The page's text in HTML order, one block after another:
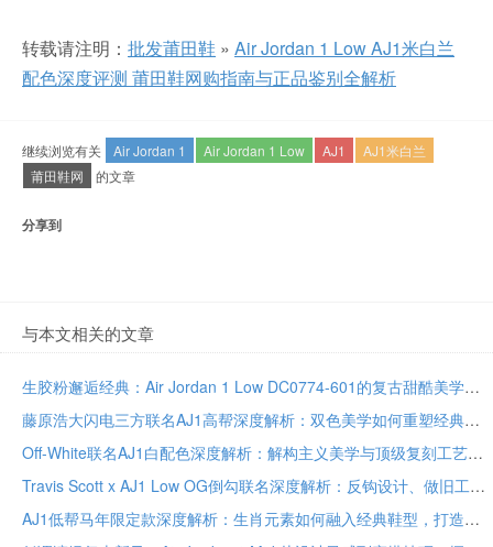
转载请注明： 批发莆田鞋 » Air Jordan 1 Low AJ1米白兰
配色深度评测 莆田鞋网购指南与正品鉴别全解析
继续浏览有关 Air Jordan 1 Air Jordan 1 Low AJ1
AJ1米白兰
莆田鞋网
的文章
分享到
与本文相关的文章
生胶粉邂逅经典：Air Jordan 1 Low DC0774-601的复古甜酷美学与穿搭公式
藤原浩大闪电三方联名AJ1高帮深度解析：双色美学如何重塑经典，顶级联名收藏指南
Off-White联名AJ1白配色深度解析：解构主义美学与顶级复刻工艺的完美融合
Travis Scott x AJ1 Low OG倒勾联名深度解析：反钩设计、做旧工艺与军事工装风穿搭指南
AJ1低帮马年限定款深度解析：生肖元素如何融入经典鞋型，打造独特收藏与穿搭价值